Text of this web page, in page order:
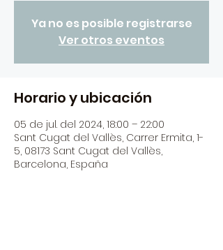
Ya no es posible registrarse
Ver otros eventos
Horario y ubicación
05 de jul. del 2024, 18:00 – 22:00
Sant Cugat del Vallès, Carrer Ermita, 1-
5, 08173 Sant Cugat del Vallès,
Barcelona, España